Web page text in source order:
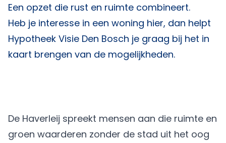
Een opzet die rust en ruimte combineert.
Heb je interesse in een woning hier, dan helpt
Hypotheek Visie Den Bosch je graag bij het in
kaart brengen van de mogelijkheden.
De Haverleij spreekt mensen aan die ruimte en
groen waarderen zonder de stad uit het oog